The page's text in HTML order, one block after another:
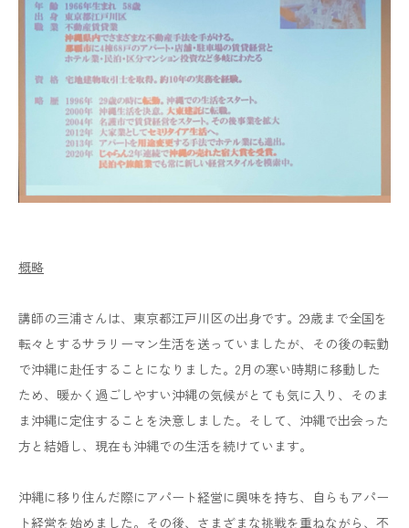
概略
講師の三浦さんは、東京都江戸川区の出身です。29歳まで全国を
転々とするサラリーマン生活を送っていましたが、その後の転勤
で沖縄に赴任することになりました。2月の寒い時期に移動した
ため、暖かく過ごしやすい沖縄の気候がとても気に入り、そのま
ま沖縄に定住することを決意しました。そして、沖縄で出会った
方と結婚し、現在も沖縄での生活を続けています。
沖縄に移り住んだ際にアパート経営に興味を持ち、自らもアパー
ト経営を始めました。その後、さまざまな挑戦を重ねながら、不